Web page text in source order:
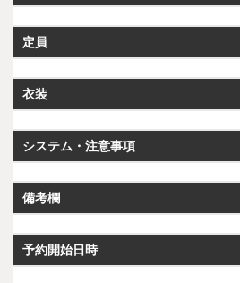
定員
衣装
システム・注意事項
備考欄
予約開始日時